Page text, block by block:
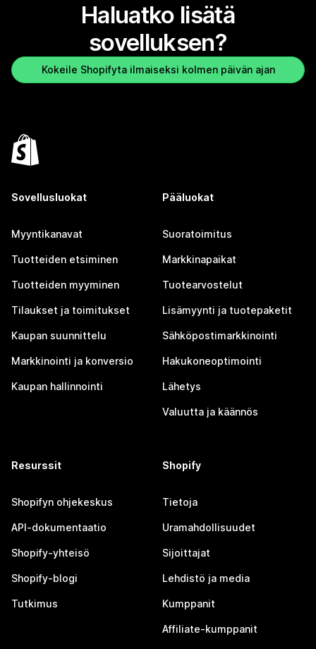
Haluatko lisätä
sovelluksen?
Kokeile Shopifyta ilmaiseksi kolmen päivän ajan
Sovellusluokat
Myyntikanavat
Tuotteiden etsiminen
Tuotteiden myyminen
Tilaukset ja toimitukset
Kaupan suunnittelu
Markkinointi ja konversio
Kaupan hallinnointi
Pääluokat
Suoratoimitus
Markkinapaikat
Tuotearvostelut
Lisämyynti ja tuotepaketit
Sähköpostimarkkinointi
Hakukoneoptimointi
Lähetys
Valuutta ja käännös
Resurssit
Shopifyn ohjekeskus
API-dokumentaatio
Shopify-yhteisö
Shopify-blogi
Tutkimus
Shopify
Tietoja
Uramahdollisuudet
Sijoittajat
Lehdistö ja media
Kumppanit
Affiliate-kumppanit